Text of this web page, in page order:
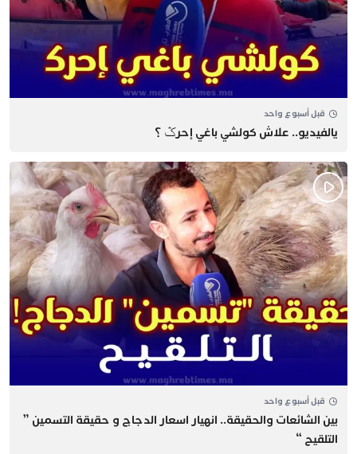
قبل أسبوع واحد
يالفيديو.. علاش كولشي باغي إحرݣ ؟
قبل أسبوع واحد
بين الشائعات والحقيقة.. انهيار اسعار الدجاج و حقيقة التسمين ”
التلقيح “